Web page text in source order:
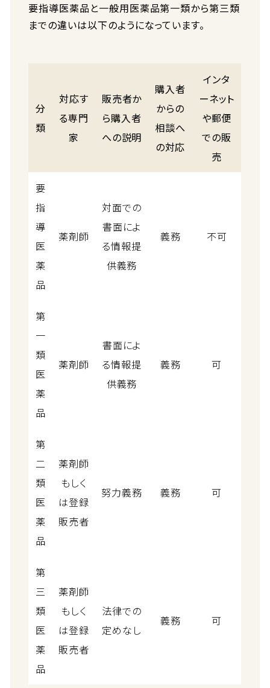
要指導医薬品と一般用医薬品第一類から第三類
までの違いは以下のようになっています。
分
類
対応す
る専門
家
販売者か
ら購入者
への説明
購入者
からの
相談へ
の対応
インタ
ーネット
や郵便
での販
売
要
指
導
医
薬
品
薬剤師
対面での
書面によ
る情報提
供義務
義務 不可
第
一
類
医
薬
品
薬剤師
書面によ
る情報提
供義務
義務 可
第
二
類
医
薬
品
薬剤師
もしく
は登録
販売者
努力義務 義務 可
第
三
類
医
薬
品
薬剤師
もしく
は登録
販売者
法律での
定めなし
義務 可